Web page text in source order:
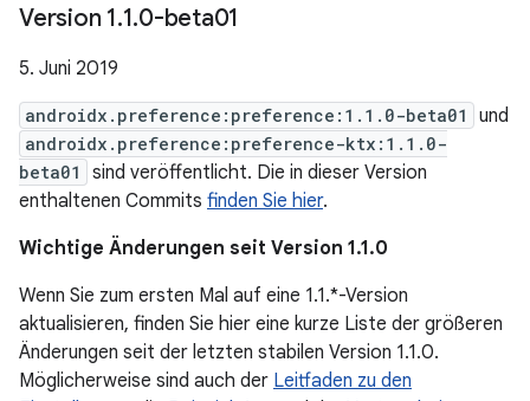
Version 1.1.0-beta01
5. Juni 2019
androidx.preference:preference:1.1.0-beta01 und
androidx.preference:preference-ktx:1.1.0-
beta01
sind veröffentlicht. Die in dieser Version
enthaltenen Commits finden Sie hier.
Wichtige Änderungen seit Version 1.1.0
Wenn Sie zum ersten Mal auf eine 1.1.*-Version
aktualisieren, finden Sie hier eine kurze Liste der größeren
Änderungen seit der letzten stabilen Version 1.1.0.
Möglicherweise sind auch der Leitfaden zu den